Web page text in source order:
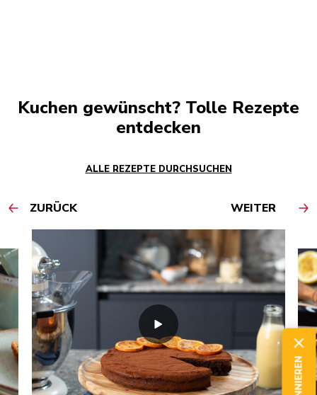
Kuchen gewünscht? Tolle Rezepte
entdecken
ALLE REZEPTE DURCHSUCHEN
ZURÜCK WEITER